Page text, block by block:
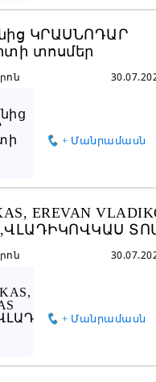
ԿՐԱՍՆՈԴԱՐ
տոսմեր
+ Մանրամասն
EREVAN
+ Մանրամասն